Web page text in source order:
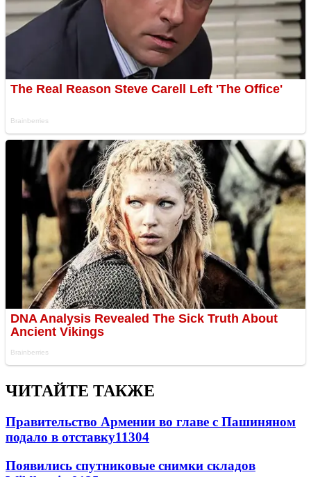
ЧИТАЙТЕ ТАКЖЕ
Правительство Армении во главе с Пашиняном
подало в отставку11304
Появились спутниковые снимки складов